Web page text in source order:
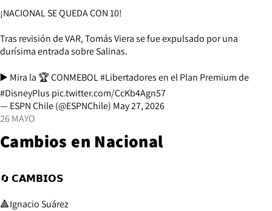
¡NACIONAL SE QUEDA CON 10!
Tras revisión de VAR, Tomás Viera se fue expulsado por una
durísima entrada sobre Salinas.
▶️ Mira la 🏆 CONMEBOL#Libertadoresen el Plan Premium de
#DisneyPlus pic.twitter.com/CcKb4Agn57
— ESPN Chile (@ESPNChile) May 27, 2026
26 MAYO
Cambios en Nacional
🔄 𝗖𝗔𝗠𝗕𝗜𝗢𝗦
🔺Ignacio Suárez